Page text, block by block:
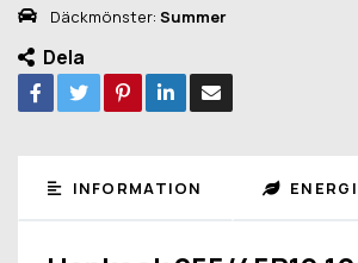
Däckmönster: Summer
Dela
INFORMATION